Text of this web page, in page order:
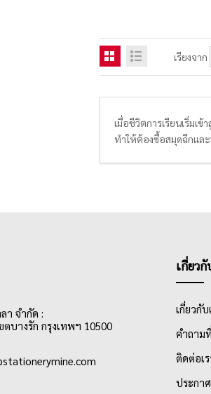
เรียงจาก
เมื่อชีวิตการเรียนเริ่มเ
ทำให้ต้องซื้อสมุดฉีกและ
งานเขียนการบ้าน เขีย
เหมาะกับการเรียนวิช
า จำกัด :
บางรัก กรุงเทพฯ 10500
เกี่ยวกั
เกี่ยวกับ
คำถาม
ติดต่อเ
ประกา